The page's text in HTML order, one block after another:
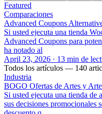
Featured
Comparaciones
Advanced Coupons
Si usted ejecuta una tienda
Advanced Coupons para
ha notado al
April 23, 2026 · 13 min de
Todos los artículos — 140
Industria
BOGO Ofertas de Artes y
Si usted ejecuta una tienda de
sus decisiones promocionales